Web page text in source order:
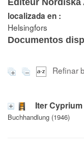
Éditeur
localizada en :
Helsingfors
Documentos
Refinar
Iter Cyprium
Buchhandlung (1946)